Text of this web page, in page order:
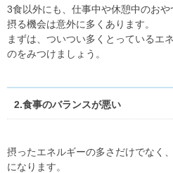
3食以外にも、仕事中や休憩中のお
摂る機会は意外に多くあります。
まずは、ついつい多くとっているエ
のをみつけましょう。
2.食事のバランスが悪い
摂ったエネルギーの多さだけでなく
になります。